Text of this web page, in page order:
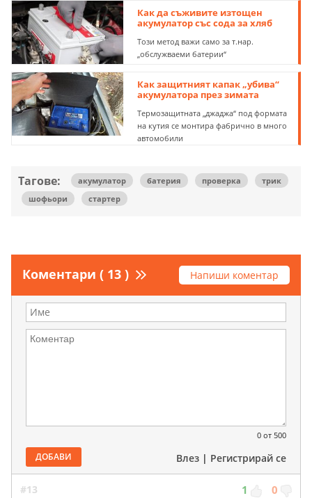
Как да съживите изтощен
акумулатор със сода за хляб
Този метод важи само за т.нар.
„обслужваеми батерии“
Как защитният капак „убива“
акумулатора през зимата
Термозащитната „джаджа“ под формата
на кутия се монтира фабрично в много
автомобили
Тагове: акумулатор батерия проверка
трик
шофьори
стартер
Коментари ( 13 ) Напиши коментар
0 от 500
ДОБАВИ Влез | Регистрирай се
#13 1 0